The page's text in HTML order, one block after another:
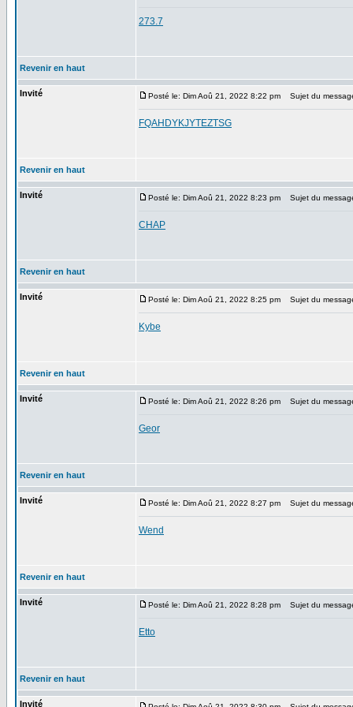
273.7
Revenir en haut
Invité Posté le: Dim Aoû 21, 2022 8:22 pm Sujet du
FQAHDYKJYTEZTSG
Revenir en haut
Invité Posté le: Dim Aoû 21, 2022 8:23 pm Sujet du
CHAP
Revenir en haut
Invité Posté le: Dim Aoû 21, 2022 8:25 pm Sujet du
Kybe
Revenir en haut
Invité Posté le: Dim Aoû 21, 2022 8:26 pm Sujet du
Geor
Revenir en haut
Invité Posté le: Dim Aoû 21, 2022 8:27 pm Sujet du
Wend
Revenir en haut
Invité Posté le: Dim Aoû 21, 2022 8:28 pm Sujet du
Etto
Revenir en haut
Invité